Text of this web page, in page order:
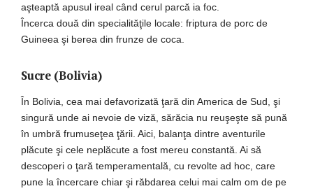
aşteaptă apusul ireal când cerul parcă ia foc.
Încerca două din specialităţile locale: friptura de porc de
Guineea şi berea din frunze de coca.
Sucre (Bolivia)
În Bolivia, cea mai defavorizată ţară din America de Sud, şi
singură unde ai nevoie de viză, sărăcia nu reuşeşte să pună
în umbră frumuseţea ţării. Aici, balanţa dintre aventurile
plăcute şi cele neplăcute a fost mereu constantă. Ai să
descoperi o ţară temperamentală, cu revolte ad hoc, care
pune la încercare chiar şi răbdarea celui mai calm om de pe